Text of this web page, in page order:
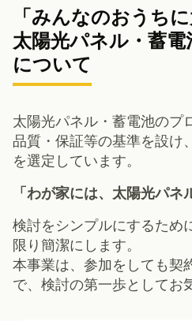
「みんなのおうちに
太陽光パネル・蓄
について
太陽光パネル・蓄電池のプ
品質・保証等の基準を設け
を選定しています。
「わが家には、太陽光パネ
検討をシンプルにするため
限り簡潔にします。
本事業は、参加をしても契
で、検討の第一歩としてお